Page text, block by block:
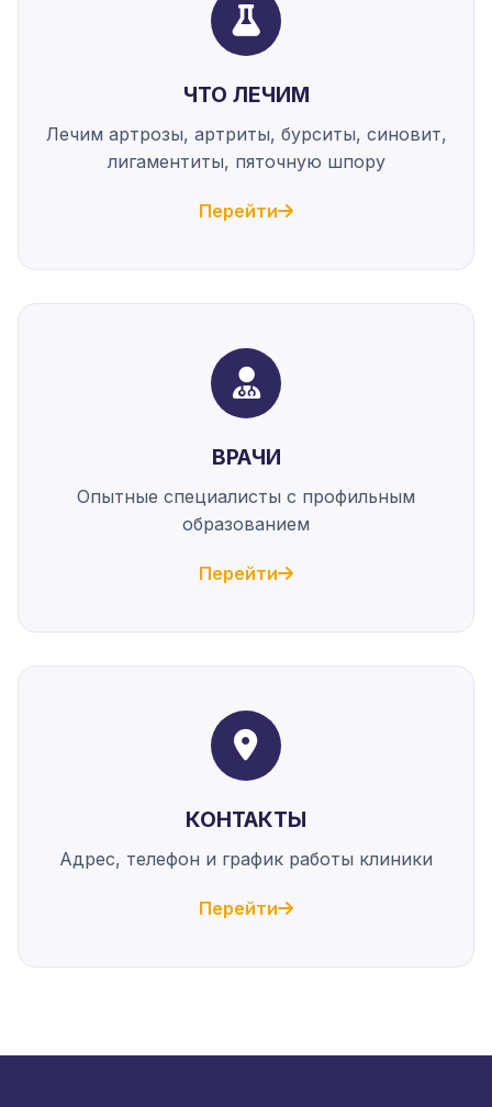
ЧТО ЛЕЧИМ
Лечим артрозы, артриты, бурситы, синовит,
лигаментиты, пяточную шпору
Перейти
ВРАЧИ
Опытные специалисты с профильным
образованием
Перейти
КОНТАКТЫ
Адрес, телефон и график работы клиники
Перейти